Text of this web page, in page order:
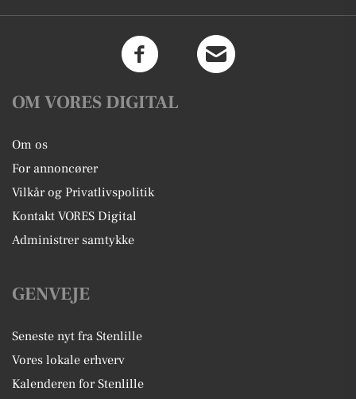
OM VORES DIGITAL
Om os
For annoncører
Vilkår og Privatlivspolitik
Kontakt VORES Digital
Administrer samtykke
GENVEJE
Seneste nyt fra Stenlille
Vores lokale erhverv
Kalenderen for Stenlille